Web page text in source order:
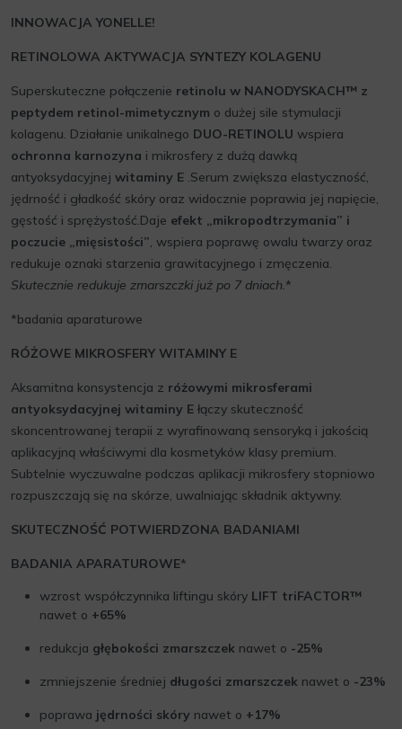
INNOWACJA YONELLE!
RETINOLOWA AKTYWACJA SYNTEZY KOLAGENU
Superskuteczne połączenie retinolu w NANODYSKACH™ z
peptydem retinol-mimetycznym o dużej sile stymulacji
kolagenu. Działanie unikalnego DUO-RETINOLU wspiera
ochronna karnozyna i mikrosfery z dużą dawką
antyoksydacyjnej witaminy E .Serum zwiększa elastyczność,
jędrność i gładkość skóry oraz widocznie poprawia jej napięcie,
gęstość i sprężystość.Daje efekt „mikropodtrzymania” i
poczucie „mięsistości”, wspiera poprawę owalu twarzy oraz
redukuje oznaki starzenia grawitacyjnego i zmęczenia.
Skutecznie redukuje zmarszczki już po 7 dniach.*
*badania aparaturowe
RÓŻOWE MIKROSFERY WITAMINY E
Aksamitna konsystencja z różowymi mikrosferami
antyoksydacyjnej witaminy E łączy skuteczność
skoncentrowanej terapii z wyrafinowaną sensoryką i jakością
aplikacyjną właściwymi dla kosmetyków klasy premium.
Subtelnie wyczuwalne podczas aplikacji mikrosfery stopniowo
rozpuszczają się na skórze, uwalniając składnik aktywny.
SKUTECZNOŚĆ POTWIERDZONA BADANIAMI
BADANIA APARATUROWE*
wzrost współczynnika liftingu skóry LIFT triFACTOR™
nawet o +65%
redukcja głębokości zmarszczek nawet o -25%
zmniejszenie średniej długości zmarszczek nawet o -23%
poprawa jędrności skóry nawet o +17%